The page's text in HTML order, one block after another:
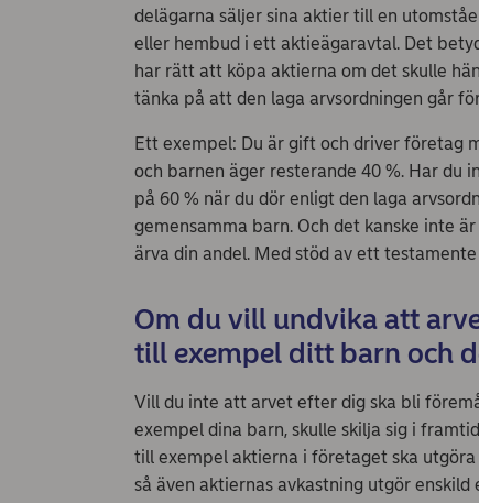
delägarna säljer sina aktier till en
eller hembud i ett aktieägaravtal. Det
har rätt att köpa aktierna om det skulle
tänka på att den laga arvsordningen går
Ett exempel: Du är gift och driver företag
och barnen äger resterande 40 %. Har du
på 60 % när du dör enligt den laga
gemensamma barn. Och det kanske inte
ärva din andel. Med stöd av ett
Om du vill undvika att
till exempel ditt barn och
Vill du inte att arvet efter dig ska bli
exempel dina barn, skulle skilja sig i
till exempel aktierna i företaget ska utgöra
så även aktiernas avkastning utgör enskild